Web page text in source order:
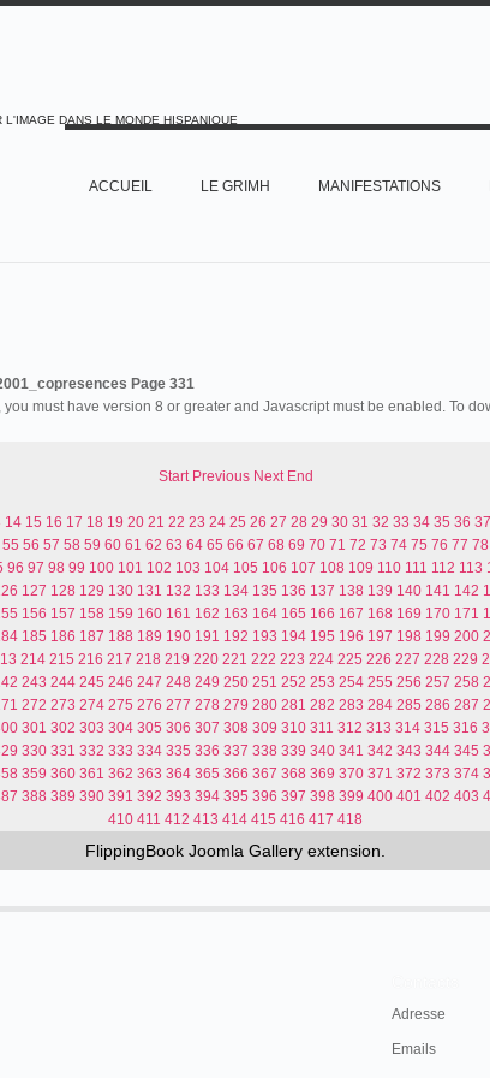
DANS LE MONDE HISPANIQUE
ACCUEIL LE GRIMH MANIFESTATIONS
Page 331
must have version 8 or greater and Javascript must be enabled. To
Start Previous Next End
14 15 16 17 18 19 20 21 22 23 24 25 26 27 28 29 30 31 32 33 34 35 36 37
55 56 57 58 59 60 61 62 63 64 65 66 67 68 69 70 71 72 73 74 75 76 77 78
96 97 98 99 100 101 102 103 104 105 106 107 108 109 110 111 112 113
127 128 129 130 131 132 133 134 135 136 137 138 139 140 141 142
156 157 158 159 160 161 162 163 164 165 166 167 168 169 170 171
185 186 187 188 189 190 191 192 193 194 195 196 197 198 199 200
214 215 216 217 218 219 220 221 222 223 224 225 226 227 228 229
243 244 245 246 247 248 249 250 251 252 253 254 255 256 257 258
272 273 274 275 276 277 278 279 280 281 282 283 284 285 286 287
301 302 303 304 305 306 307 308 309 310 311 312 313 314 315 316
330 331 332 333 334 335 336 337 338 339 340 341 342 343 344 345
359 360 361 362 363 364 365 366 367 368 369 370 371 372 373 374
388 389 390 391 392 393 394 395 396 397 398 399 400 401 402 403
410 411 412 413 414 415 416 417 418
FlippingBook Joomla Gallery extension.
Adresse
Emails